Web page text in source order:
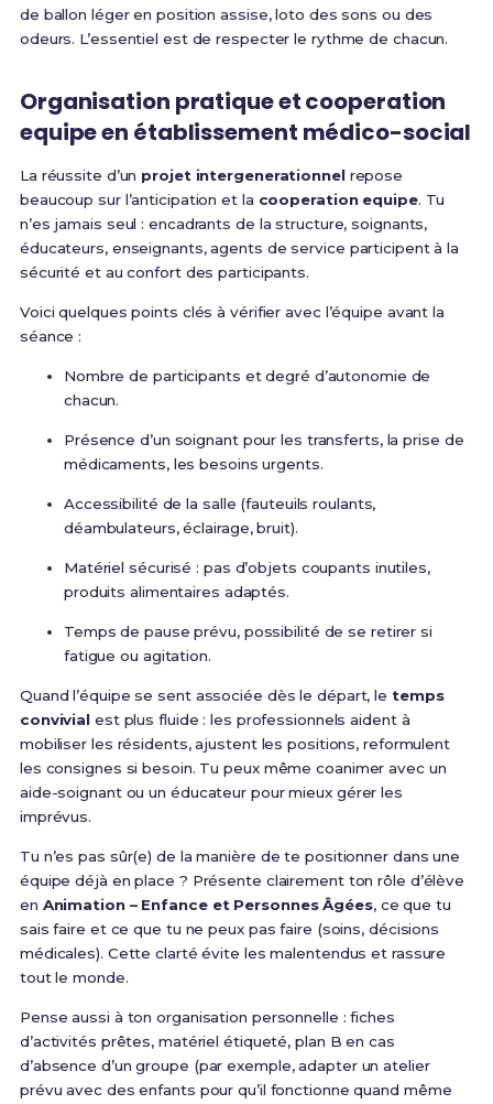
de ballon léger en position assise, loto des sons ou des
odeurs. L’essentiel est de respecter le rythme de chacun.
Organisation pratique et cooperation
equipe en établissement médico-social
La réussite d’un projet intergenerationnelrepose
beaucoup sur l’anticipation et la cooperation equipe. Tu
n’es jamais seul : encadrants de la structure, soignants,
éducateurs, enseignants, agents de service participent à la
sécurité et au confort des participants.
Voici quelques points clés à vérifier avec l’équipe avant la
séance :
Nombre de participants et degré d’autonomie de
chacun.
Présence d’un soignant pour les transferts, la prise de
médicaments, les besoins urgents.
Accessibilité de la salle (fauteuils roulants,
déambulateurs, éclairage, bruit).
Matériel sécurisé : pas d’objets coupants inutiles,
produits alimentaires adaptés.
Temps de pause prévu, possibilité de se retirer si
fatigue ou agitation.
Quand l’équipe se sent associée dès le départ, le temps
convivial est plus fluide : les professionnels aident à
mobiliser les résidents, ajustent les positions, reformulent
les consignes si besoin. Tu peux même coanimer avec un
aide-soignant ou un éducateur pour mieux gérer les
imprévus.
Tu n’es pas sûr(e) de la manière de te positionner dans une
équipe déjà en place ? Présente clairement ton rôle d’élève
en Animation – Enfance et Personnes Âgées, ce que tu
sais faire et ce que tu ne peux pas faire (soins, décisions
médicales). Cette clarté évite les malentendus et rassure
tout le monde.
Pense aussi à ton organisation personnelle : fiches
d’activités prêtes, matériel étiqueté, plan B en cas
d’absence d’un groupe (par exemple, adapter un atelier
prévu avec des enfants pour qu’il fonctionne quand même